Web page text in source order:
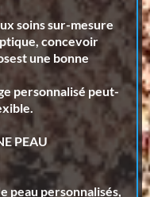
soins sur-mesure
concevoir
une bonne
personnalisé peut-
PEAU
peau personnalisés,